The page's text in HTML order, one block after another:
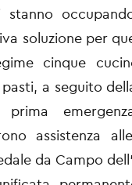
stanno
soluzione per
cinque
a seguito
assistenza
da Campo